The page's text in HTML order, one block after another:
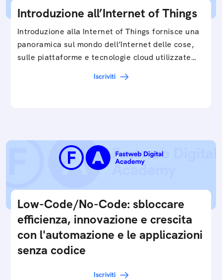
Introduzione all’Internet of Things
Introduzione alla Internet of Things fornisce una
panoramica sul mondo dell’Internet delle cose,
sulle piattaforme e tecnologie cloud utilizzate
Iscriviti
Low-Code/No-Code: sbloccare
efficienza, innovazione e crescita
con l'automazione e le applicazioni
senza codice
Iscriviti